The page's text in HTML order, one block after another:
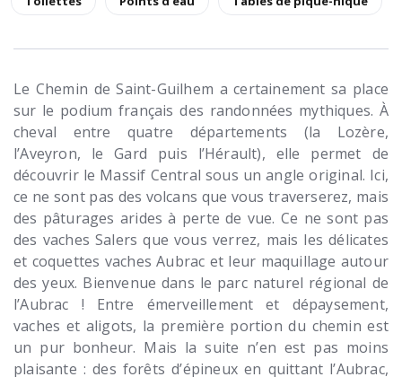
Le Chemin de Saint-Guilhem a certainement sa place
sur le podium français des randonnées mythiques. À
cheval entre quatre départements (la Lozère,
l’Aveyron, le Gard puis l’Hérault), elle permet de
découvrir le Massif Central sous un angle original. Ici,
ce ne sont pas des volcans que vous traverserez, mais
des pâturages arides à perte de vue. Ce ne sont pas
des vaches Salers que vous verrez, mais les délicates
et coquettes vaches Aubrac et leur maquillage autour
des yeux. Bienvenue dans le parc naturel régional de
l’Aubrac ! Entre émerveillement et dépaysement,
vaches et aligots, la première portion du chemin est
un pur bonheur. Mais la suite n’en est pas moins
plaisante : des forêts d’épineux en quittant l’Aubrac,